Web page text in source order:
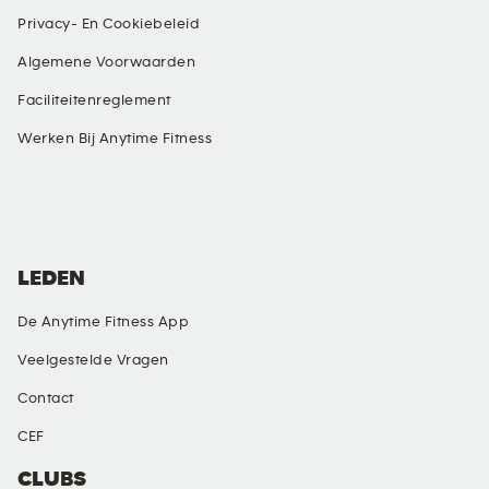
Privacy- En Cookiebeleid
Algemene Voorwaarden
Faciliteitenreglement
Werken Bij Anytime Fitness
CLUBS
LEDEN
De Anytime Fitness App
Veelgestelde Vragen
Contact
CEF